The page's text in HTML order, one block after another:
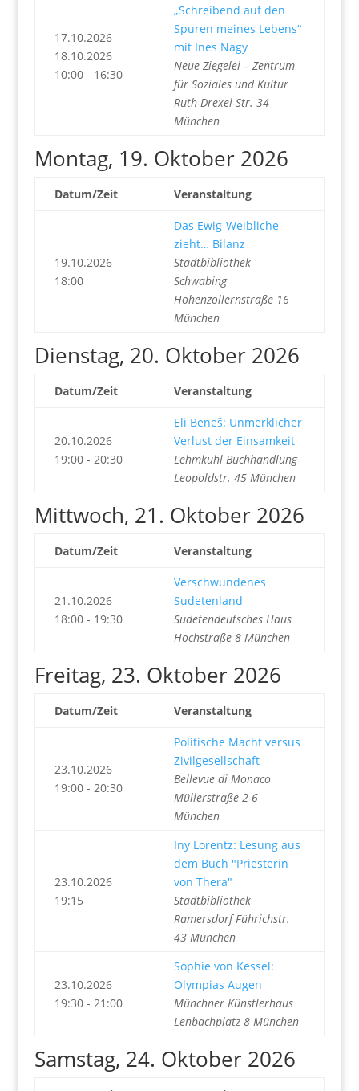
17.10.2026 -
18.10.2026
10:00 - 16:30
„Schreibend auf den
Spuren meines Lebens“
mit Ines Nagy
Neue Ziegelei – Zentrum
für Soziales und Kultur
Ruth-Drexel-Str. 34
München
Montag, 19. Oktober 2026
Datum/Zeit Veranstaltung
19.10.2026
18:00
Das Ewig-Weibliche
zieht… Bilanz
Stadtbibliothek
Schwabing
Hohenzollernstraße 16
München
Dienstag, 20. Oktober 2026
Datum/Zeit Veranstaltung
20.10.2026
19:00 - 20:30
Eli Beneš: Unmerklicher
Verlust der Einsamkeit
Lehmkuhl Buchhandlung
Leopoldstr. 45 München
Mittwoch, 21. Oktober 2026
Datum/Zeit Veranstaltung
21.10.2026
18:00 - 19:30
Verschwundenes
Sudetenland
Sudetendeutsches Haus
Hochstraße 8 München
Freitag, 23. Oktober 2026
Datum/Zeit Veranstaltung
23.10.2026
19:00 - 20:30
Politische Macht versus
Zivilgesellschaft
Bellevue di Monaco
Müllerstraße 2-6
München
23.10.2026
19:15
Iny Lorentz: Lesung aus
dem Buch "Priesterin
von Thera"
Stadtbibliothek
Ramersdorf Führichstr.
43 München
23.10.2026
19:30 - 21:00
Sophie von Kessel:
Olympias Augen
Münchner Künstlerhaus
Lenbachplatz 8 München
Samstag, 24. Oktober 2026